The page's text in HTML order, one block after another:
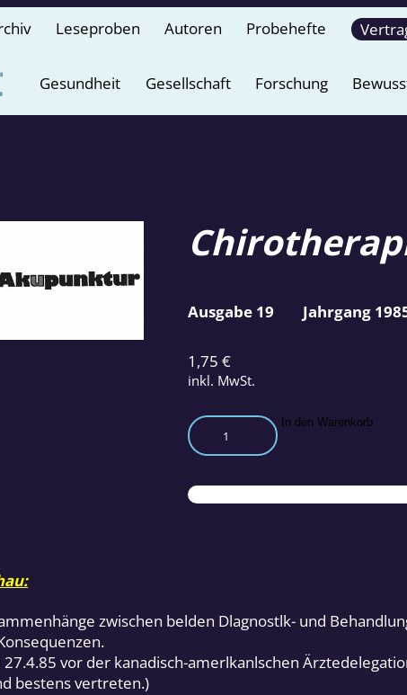
Leseproben Autoren Probehefte
Gesundheit Gesellschaft Forschung
1,75 €
inkl. MwSt.
Chirotherapie
und
Teil
3
In den Warenkorb
Ausgabe 19 Jahrgang
zwischen belden Dlagnostlk- und
vor der kanadisch-amerlkanlschen
bestens vertreten.)